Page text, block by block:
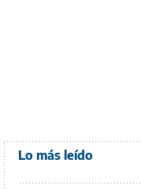
Lo más leído